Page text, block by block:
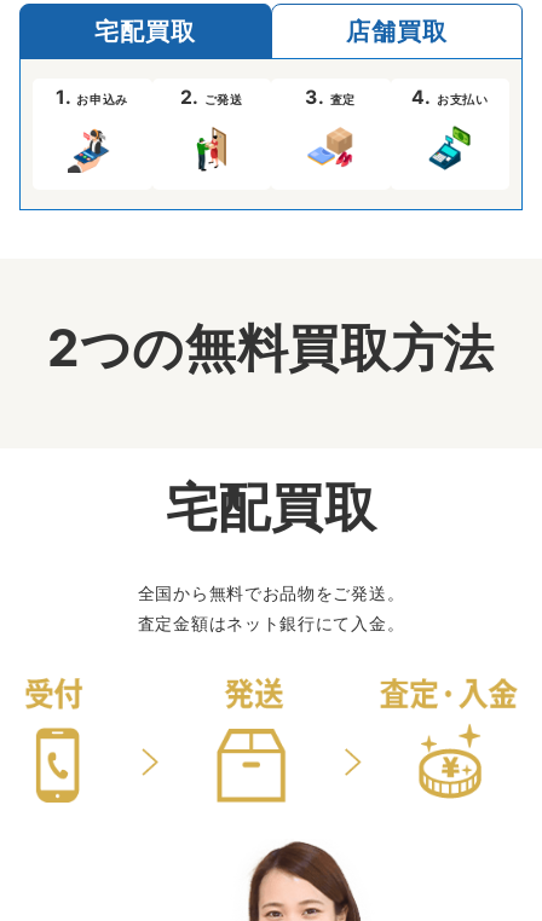
宅配買取 店舗買取
1. お申込み 2. ご発送 3. 査定 4. お支払い
2つの無料買取方法
宅配買取
全国から無料でお品物をご発送。
査定金額はネット銀行にて入金。